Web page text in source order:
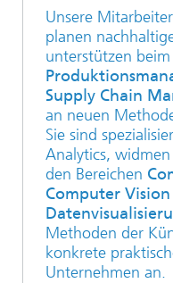
Unsere
planen
unterstützen beim
Supply Chain
an neuen
Sie sind
Analytics,
den Bereichen
Computer Vision
Methoden der
konkrete
Unternehmen an.